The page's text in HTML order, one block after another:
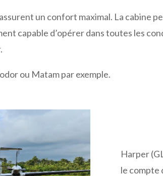
un confort maximal. La cabine
capable d’opérer dans toutes les
ou Matam par exemple.
Harper
le compte